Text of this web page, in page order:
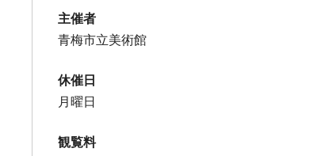
主催者
青梅市立美術館
休催日
月曜日
観覧料